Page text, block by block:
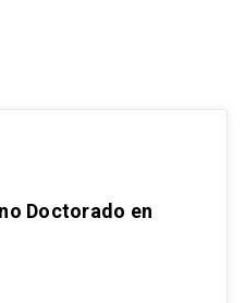
Doctorado en